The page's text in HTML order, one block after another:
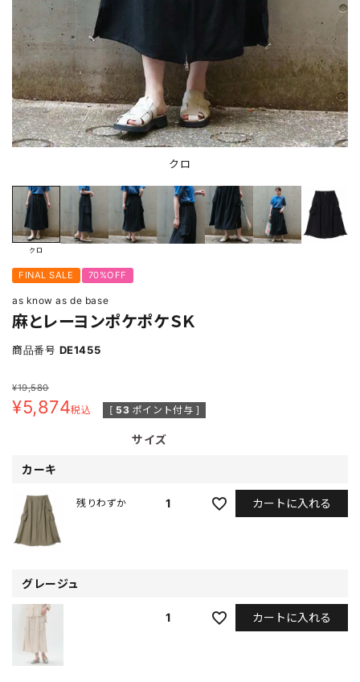
クロ
クロ
FINAL SALE 70%OFF
as know as de base
麻とレーヨンポケポケＳＫ
商品番号 DE1455
¥19,580
¥5,874税込 [ 53 ポイント付与 ]
サイズ
カーキ
1
残りわずか カートに入れる
グレージュ
1 カートに入れる